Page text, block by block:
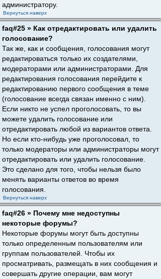
администратору.
Вернуться наверх
faq#25 » Как отредактировать или удалить
голосование?
Так же, как и сообщения, голосования могут
редактироваться только их создателями,
модераторами или администраторами. Для
редактирования голосования перейдите к
редактированию первого сообщения в теме
(голосование всегда связан именно с ним).
Если никто не успел проголосовать, то вы
можете удалить голосование или
отредактировать любой из вариантов ответа.
Но если кто-нибудь уже проголосовал, то
только модераторы или администраторы могут
отредактировать или удалить голосование.
Это сделано для того, чтобы нельзя было
менять варианты ответов во время
голосования.
Вернуться наверх
faq#26 » Почему мне недоступны
некоторые форумы?
Некоторые форумы могут быть доступны
только определенным пользователям или
группам пользователей. Чтобы их
просматривать, размещать в них сообщения и
совершать другие операции, вам могут